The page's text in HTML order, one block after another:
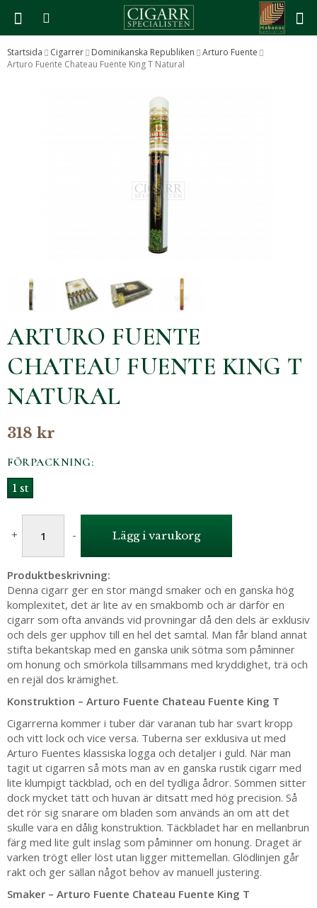
Produkten har blivit tillagd i varukorgen
Startsida Cigarrer Dominikanska Republiken
Arturo Fuente
Arturo Fuente Chateau Fuente King T Natural
ARTURO FUENTE
CHATEAU FUENTE KING T
NATURAL
318 kr
FÖRPACKNING:
1 st
+ - Lägg i varukorg
Produktbeskrivning:
Denna cigarr ger en stor mängd smaker och en ganska hög
komplexitet, det är lite av en smakbomb och är därför en
cigarr som ofta används vid provningar då den dels är exklusiv
och dels ger upphov till en hel det samtal. Man får bland annat
stifta bekantskap med en ganska unik sötma som påminner
om honung och smörkola tillsammans med kryddighet, trä och
en rejäl dos krämighet.
Konstruktion – Arturo Fuente Chateau Fuente King T
Cigarrerna kommer i tuber där varanan tub har svart kropp
och vitt lock och vice versa. Tuberna ser exklusiva ut med
Arturo Fuentes klassiska logga och detaljer i guld. När man
tagit ut cigarren så möts man av en ganska rustik cigarr med
lite klumpigt täckblad, och en del tydliga ådror. Sömmen sitter
dock mycket tätt och huvan är ditsatt med hög precision. Så
det rör sig snarare om bladen som används än om att det
skulle vara en dålig konstruktion. Täckbladet har en mellanbrun
färg med lite gult inslag som påminner om honung. Draget är
varken trögt eller löst utan ligger mittemellan. Glödlinjen går
rakt och ger sällan något behov av manuell justering.
Smaker – Arturo Fuente Chateau Fuente King T